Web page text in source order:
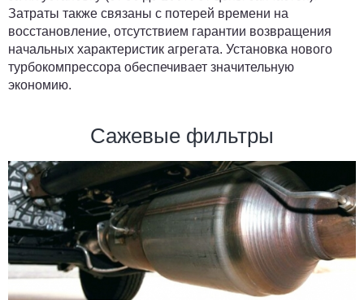
Затраты также связаны с потерей времени на
восстановление, отсутствием гарантии возвращения
начальных характеристик агрегата. Установка нового
турбокомпрессора обеспечивает значительную
экономию.
Сажевые фильтры